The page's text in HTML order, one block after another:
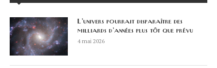
L’univers pourrait disparaître des
milliards d’années plus tôt que prévu
4 mai 2026